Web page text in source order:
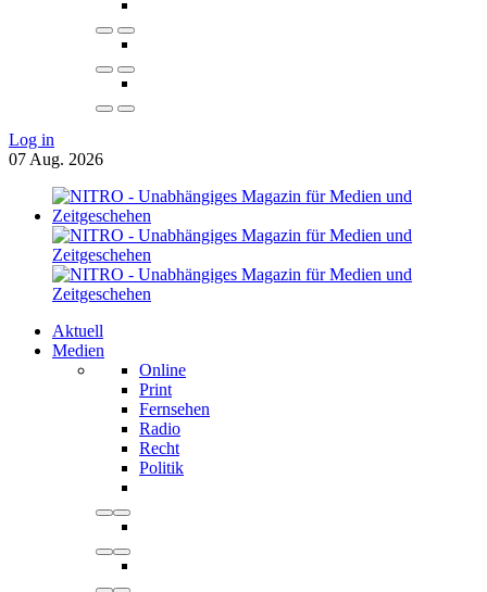
Log in
07 Aug. 2026
Aktuell
Medien
Online
Print
Fernsehen
Radio
Recht
Politik